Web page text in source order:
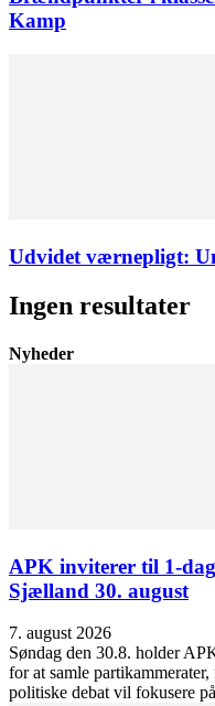
Kamp
Udvidet værnepligt:
Ingen resultater
Nyheder
APK inviterer til 1-
Sjælland 30. august
7. august 2026
Søndag den 30.8. holder
for at samle
politiske debat vil fokusere